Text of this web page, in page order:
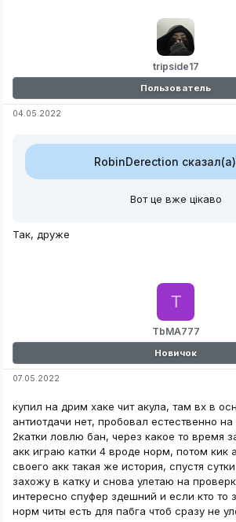
tripside17
Пользователь
04.05.2022
RobinDerection
Вот це вже цікаво
Так, друже
TbMA777
T
Новичок
07.05.2022
купил на дрим хаке чит акула, там вх в
антиотдачи нет, пробовал естественно на
2катки ловлю бан, через какое то время
акк играю катки 4 вроде норм, потом кик
своего акк такая же история, спустя
захожу в катку и снова улетаю на
интересно спуфер здешний и если кто то
норм читы есть для пабга чтоб сразу не